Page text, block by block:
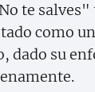
te salves"
como
dado su